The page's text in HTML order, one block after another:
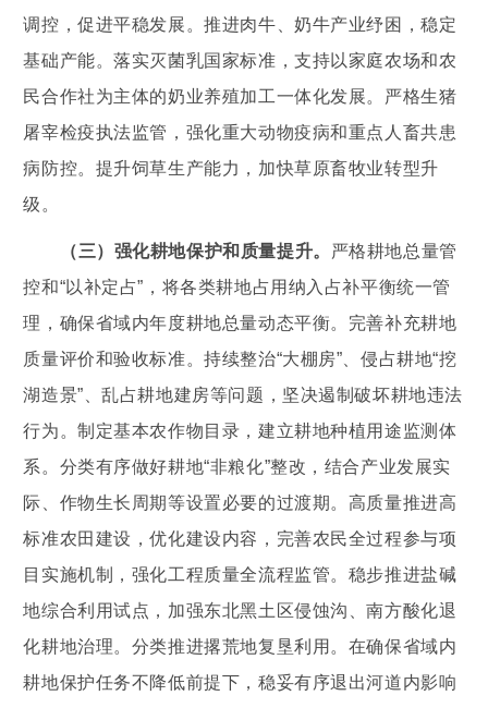
调控，促进平稳发展。推进肉牛、奶牛产业纾困，稳定
基础产能。落实灭菌乳国家标准，支持以家庭农场和农
民合作社为主体的奶业养殖加工一体化发展。严格生猪
屠宰检疫执法监管，强化重大动物疫病和重点人畜共患
病防控。提升饲草生产能力，加快草原畜牧业转型升
级。
（三）强化耕地保护和质量提升。 严格耕地总量管
控和“以补定占”，将各类耕地占用纳入占补平衡统一管
理，确保省域内年度耕地总量动态平衡。完善补充耕地
质量评价和验收标准。持续整治“大棚房”、侵占耕地“挖
湖造景”、乱占耕地建房等问题，坚决遏制破坏耕地违法
行为。制定基本农作物目录，建立耕地种植用途监测体
系。分类有序做好耕地“非粮化”整改，结合产业发展实
际、作物生长周期等设置必要的过渡期。高质量推进高
标准农田建设，优化建设内容，完善农民全过程参与项
目实施机制，强化工程质量全流程监管。稳步推进盐碱
地综合利用试点，加强东北黑土区侵蚀沟、南方酸化退
化耕地治理。分类推进撂荒地复垦利用。在确保省域内
耕地保护任务不降低前提下，稳妥有序退出河道内影响